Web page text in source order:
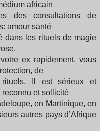
africain
des consultations de
amour santé
dans les rituels de magie
ex rapidement, vous
de
rituels. Il est sérieux et
reconnu et sollicité
en Martinique, en
autres pays d’Afrique